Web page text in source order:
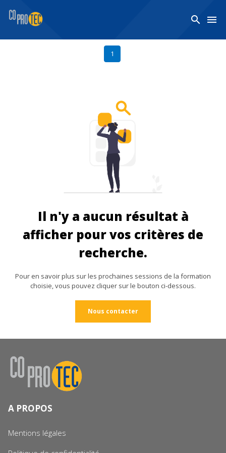
search menu
1
Il n'y a aucun résultat à
afficher pour vos critères de
recherche.
Pour en savoir plus sur les prochaines sessions de la formation
choisie, vous pouvez cliquer sur le bouton ci-dessous.
Nous contacter
A PROPOS
Mentions légales